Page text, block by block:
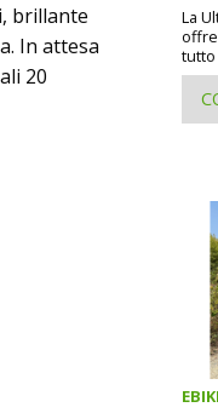
brillante
In attesa
20
La
tutto